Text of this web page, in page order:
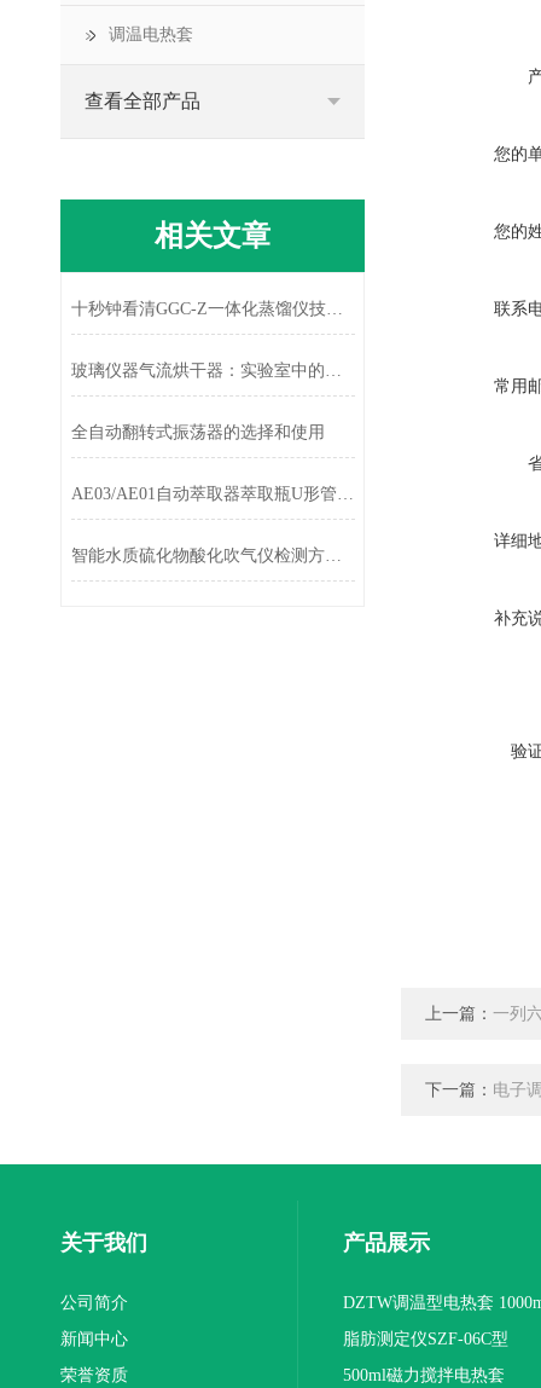
您的
您的
联系
常用
详细
补充
验
上一篇： 一列
下一篇： 电子
调温电热套
查看全部产品
相关文章
十秒钟看清GGC-Z一体化蒸馏仪技术参数
玻璃仪器气流烘干器：实验室中的快速干燥助手
全自动翻转式振荡器的选择和使用
AE03/AE01自动萃取器萃取瓶U形管配套
智能水质硫化物酸化吹气仪检测方法汇总
关于我们
公司简介
新闻中心
荣誉资质
产品展示
DZTW调温型电热套
联
脂肪测定仪SZF-06C型
500ml磁力搅拌电热套